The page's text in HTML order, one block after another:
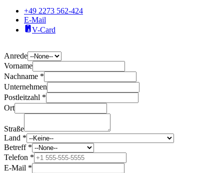
+49 2273 562-424
E-Mail
V-Card
Anrede
Vorname
Nachname *
Unternehmen
Postleitzahl *
Ort
Straße
Land *
Betreff *
Telefon *
E-Mail *